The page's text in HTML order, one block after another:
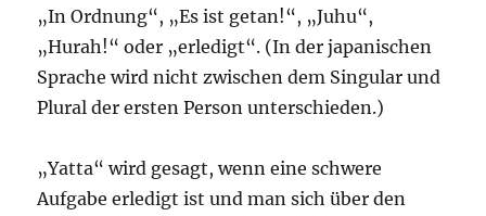
„In Ordnung“, „Es ist getan!“, „Juhu“,
„Hurah!“ oder „erledigt“. (In der japanischen
Sprache wird nicht zwischen dem Singular und
Plural der ersten Person unterschieden.)
„Yatta“ wird gesagt, wenn eine schwere
Aufgabe erledigt ist und man sich über den